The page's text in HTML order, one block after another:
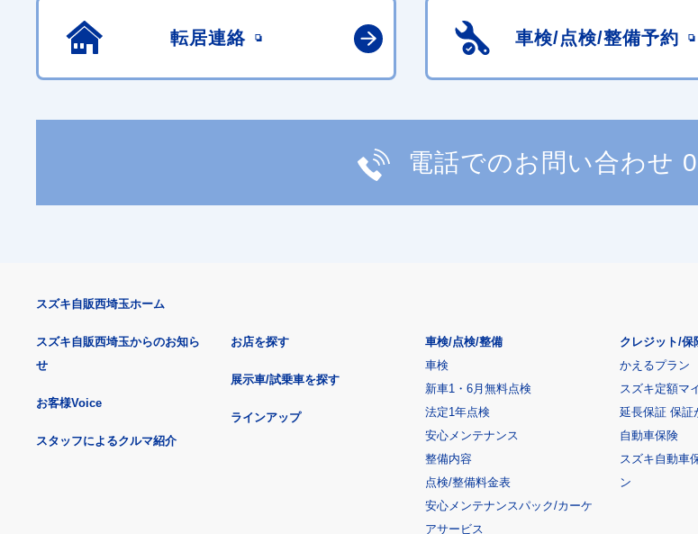
転居連絡 車検/点検/整備予約
電話でのお問い合わせ
スズキ自販西埼玉ホーム
スズキ自販西埼玉からのお知ら
せ
お客様Voice
スタッフによるクルマ紹介
お店を探す
展示車/試乗車を探す
ラインアップ
車検/点検/整備
車検
新車1・6月無料点検
法定1年点検
安心メンテナンス
整備内容
点検/整備料金表
安心メンテナンスパック/カーケ
アサービス
クレジット/保
かえるプラン
スズキ定額マ
延長保証 保証
自動車保険
スズキ自動車
ン